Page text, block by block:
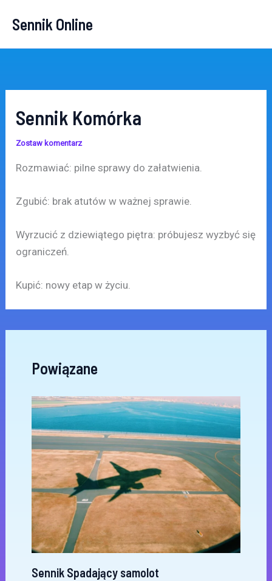
Sennik Online
Sennik Komórka
Zostaw komentarz
Rozmawiać: pilne sprawy do załatwienia.
Zgubić: brak atutów w ważnej sprawie.
Wyrzucić z dziewiątego piętra: próbujesz wyzbyć się
ograniczeń.
Kupić: nowy etap w życiu.
Powiązane
Sennik Spadający samolot